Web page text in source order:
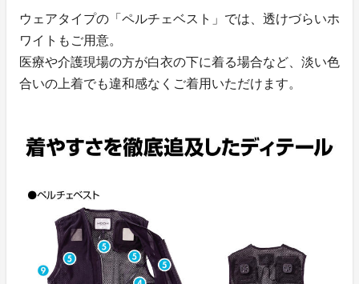
ウェアタイプの「ペルチェベスト」では、透けづらいホ
ワイトもご用意。
医療や介護現場の方が白衣の下に着る場合など、淡い色
合いの上着でも違和感なくご着用いただけます。